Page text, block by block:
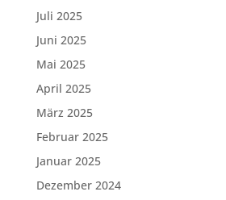
Juli 2025
Juni 2025
Mai 2025
April 2025
März 2025
Februar 2025
Januar 2025
Dezember 2024